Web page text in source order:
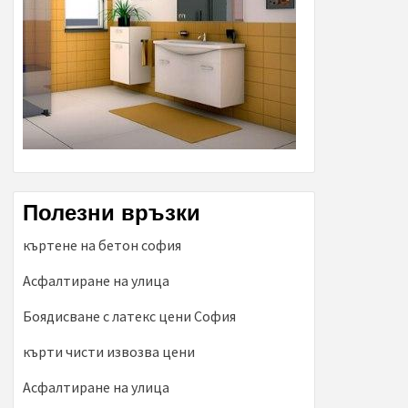
Полезни връзки
къртене на бетон софия
Асфалтиране на улица
Боядисване с латекс цени София
кърти чисти извозва цени
Асфалтиране на улица